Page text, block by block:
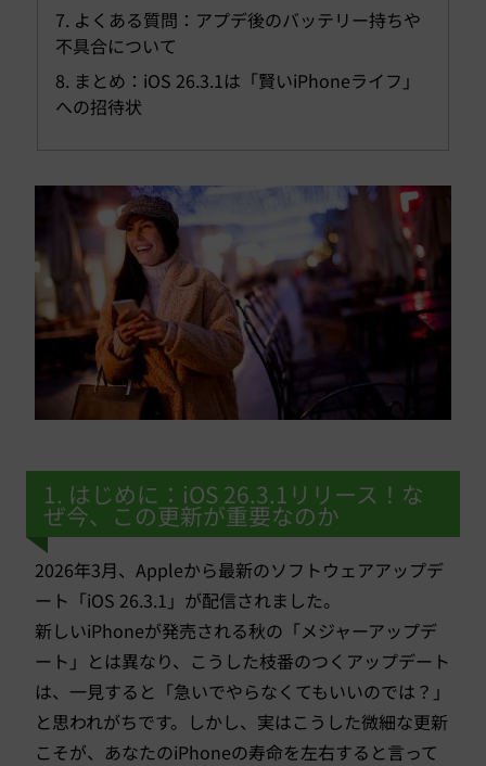
7. よくある質問：アプデ後のバッテリー持ちや
不具合について
8. まとめ：iOS 26.3.1は「賢いiPhoneライフ」
への招待状
1. はじめに：iOS 26.3.1リリース！な
ぜ今、この更新が重要なのか
2026年3月、Appleから最新のソフトウェアアップデ
ート「iOS 26.3.1」が配信されました。
新しいiPhoneが発売される秋の「メジャーアップデ
ート」とは異なり、こうした枝番のつくアップデート
は、一見すると「急いでやらなくてもいいのでは？」
と思われがちです。しかし、実はこうした微細な更新
こそが、あなたのiPhoneの寿命を左右すると言って